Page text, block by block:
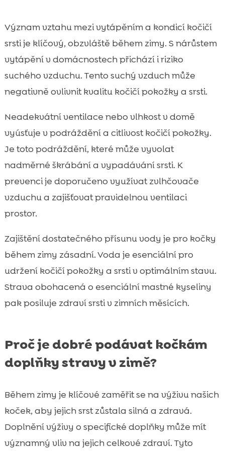
Význam vztahu mezi vytápěním a kondicí kočičí
srsti je klíčový, obzvláště během zimy. S nárůstem
vytápění v domácnostech přichází i riziko
suchého vzduchu. Tento suchý vzduch může
negativně ovlivnit kvalitu kočičí pokožky a srsti.
Neadekvátní ventilace nebo vlhkost v domě
vyúsťuje v podráždění a citlivost kočičí pokožky.
Je toto podráždění, které může vyvolat
nadměrné škrábání a vypadávání srsti. K
prevenci je doporučeno využívat zvlhčovače
vzduchu a zajišťovat pravidelnou ventilaci
prostor.
Zajištění dostatečného přísunu vody je pro kočky
během zimy zásadní. Voda je esenciální pro
udržení kočičí pokožky a srsti v optimálním stavu.
Strava obohacená o esenciální mastné kyseliny
pak posiluje zdraví srsti v zimních měsících.
Proč je dobré podávat kočkám
doplňky stravy v zimě?
Během zimy je klíčové zaměřit se na výživu našich
koček, aby jejich srst zůstala silná a zdravá.
Doplnění výživy o specifické doplňky může mít
významný vliv na jejich celkové zdraví. Tyto